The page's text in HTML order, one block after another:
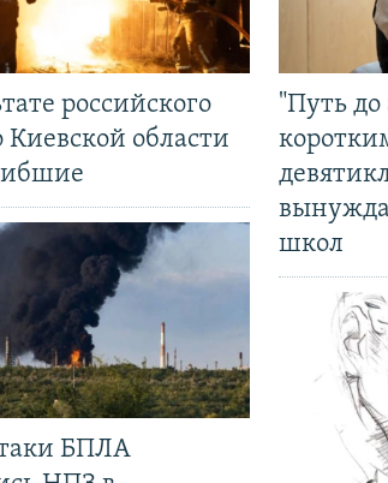
российского
Киевской области
БПЛА
"Путь
школ